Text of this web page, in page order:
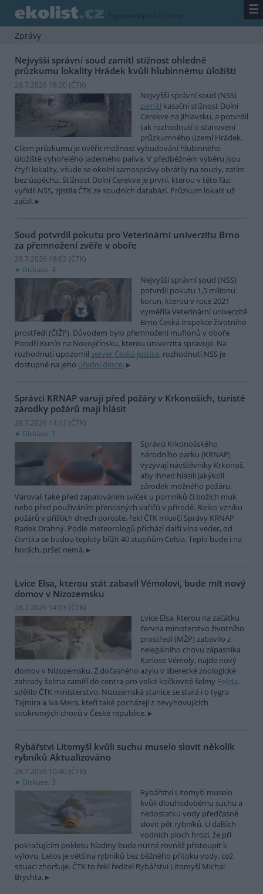
/ zpravodajství / zprávy ☰
Zprávy
Nejvyšší správní soud zamítl stížnost ohledně
průzkumu lokality Hrádek kvůli hlubinnému úložišti
28.7.2026 18:20 (ČTK)
Nejvyšší správní soud (NSS)
zamítl kasační stížnost Dolní
Cerekve na Jihlavsku, a potvrdil
tak rozhodnutí o stanovení
průzkumného území Hrádek.
Cílem průzkumu je ověřit možnost vybudování hlubinného
úložiště vyhořelého jaderného paliva. V předběžném výběru jsou
čtyři lokality, všude se okolní samosprávy obrátily na soudy, zatím
bez úspěchu. Stížnost Dolní Cerekve je první, kterou v této fázi
vyřídil NSS, zjistila ČTK ze soudních databází. Průzkum lokalit už
začal.
Soud potvrdil pokutu pro Veterinární univerzitu Brno
za přemnožení zvěře v oboře
28.7.2026 18:02 (ČTK)
Diskuse: 4
Nejvyšší správní soud (NSS)
potvrdil pokutu 1,5 milionu
korun, kterou v roce 2021
vyměřila Veterinární univerzitě
Brno Česká inspekce životního
prostředí (ČIŽP). Důvodem bylo přemnožení muflonů v oboře
Poodří Kunín na Novojičínsku, kterou univerzita spravuje. Na
rozhodnutí upozornil server Česká justice, rozhodnutí NSS je
dostupné na jeho úřední desce.
Správci KRNAP varují před požáry v Krkonoších, turisté
zárodky požárů mají hlásit
28.7.2026 14:12 (ČTK)
Diskuse: 1
Správci Krkonošského
národního parku (KRNAP)
vyzývají návštěvníky Krkonoš,
aby ihned hlásili jakýkoli
zárodek možného požáru.
Varovali také před zapalováním svíček u pomníků či božích muk
nebo před používáním přenosných vařičů v přírodě. Riziko vzniku
požárů v příštích dnech poroste, řekl ČTK mluvčí Správy KRNAP
Radek Drahný. Podle meteorologů přichází další vlna veder, od
čtvrtka se budou teploty blížit 40 stupňům Celsia. Teplo bude i na
horách, pršet nemá.
Lvice Elsa, kterou stát zabavil Vémolovi, bude mít nový
domov v Nizozemsku
28.7.2026 14:03 (ČTK)
Lvice Elsa, kterou na začátku
června ministerstvo životního
prostředí (MŽP) zabavilo z
nelegálního chovu zápasníka
Karlose Vémoly, najde nový
domov v Nizozemsku. Z dočasného azylu v liberecké zoologické
zahrady šelma zamíří do centra pro velké kočkovité šelmy Felida,
sdělilo ČTK ministerstvo. Nizozemská stanice se stará i o tygra
Tajmira a lva Mera, kteří také pocházejí z nevyhovujících
soukromých chovů v České republice.
Rybářství Litomyšl kvůli suchu muselo slovit několik
rybníků Aktualizováno
28.7.2026 10:40 (ČTK)
Diskuse: 3
Rybářství Litomyšl muselo
kvůli dlouhodobému suchu a
nedostatku vody předčasně
slovit pět rybníků. U dalších
vodních ploch hrozí, že při
pokračujícím poklesu hladiny bude nutné rovněž přistoupit k
výlovu. Letos je většina rybníků bez běžného přítoku vody, což
situaci zhoršuje. ČTK to řekl ředitel Rybářství Litomyšl Michal
Brychta.